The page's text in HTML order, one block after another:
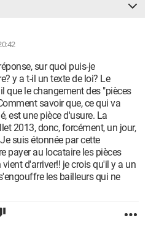
sur quoi puis-je
y a t-il un texte de loi? Le
que le changement des "pièces
savoir que, ce qui va
est une pièce d'usure. La
2013, donc, forcément, un jour,
suis étonnée par cette
payer au locataire les pièces
d'arriver!! je crois qu'il y a un
les bailleurs qui ne